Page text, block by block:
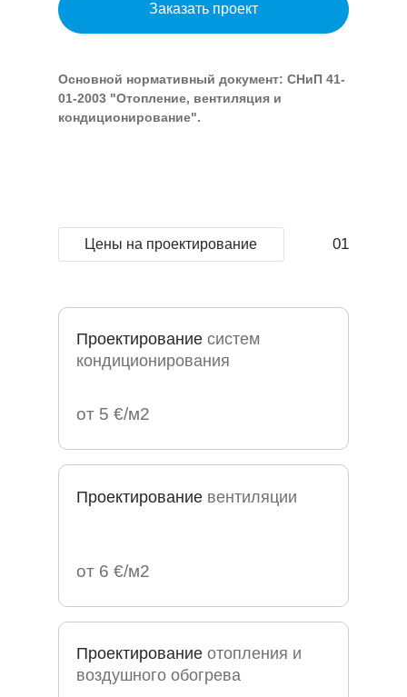
Заказать проект
Основной нормативный документ: СНиП 41-
01-2003 "Отопление, вентиляция и
кондиционирование".
Цены на проектирование 01
Проектирование систем
кондиционирования
Проектирование вентиляции
Проектирование отопления и
воздушного обогрева
от 5 €/м2
от 6 €/м2